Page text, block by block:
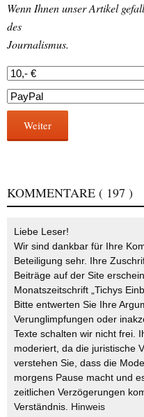
Wenn Ihnen unser Artikel
des
Journalismus.
Weiter
KOMMENTARE ( 197 )
Liebe Leser!
Wir sind dankbar für Ihre
Beteiligung sehr. Ihre
Beiträge auf der Site
Monatszeitschrift „Tichys
Bitte entwerten Sie Ihre
Verunglimpfungen oder
Texte schalten wir nicht frei.
moderiert, da die juristische
verstehen Sie, dass die
morgens Pause macht und
zeitlichen Verzögerungen
Verständnis. Hinweis